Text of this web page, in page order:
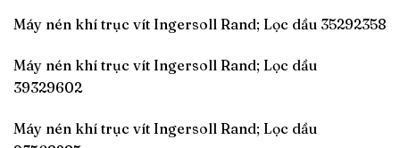
Máy nén khí trục vít Ingersoll Rand; Lọc dầu 35292358
Máy nén khí trục vít Ingersoll Rand; Lọc dầu
39329602
Máy nén khí trục vít Ingersoll Rand; Lọc dầu